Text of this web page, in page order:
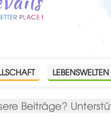
LEBENSWELTEN
Beiträge?